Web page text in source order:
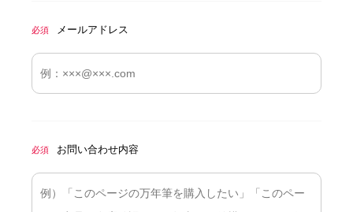
必須 メールアドレス
必須 お問い合わせ内容